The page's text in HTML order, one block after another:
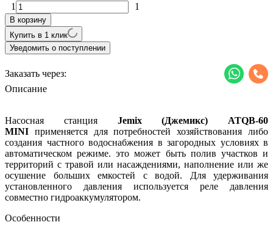
1 1
В корзину
Купить в 1 клик
Уведомить о поступлении
Заказать через:
Описание
Насосная станция Jemix(Джемикс) ATQB-60
MINI применяется для потребностей хозяйствования либо
создания частного водоснабжения в загородных условиях в
автоматическом режиме. это может быть полив участков и
территорий с травой или насаждениями, наполнение или же
осушение больших емкостей с водой. Для удерживания
установленного давления используется реле давления
совместно гидроаккумулятором.
Особенности